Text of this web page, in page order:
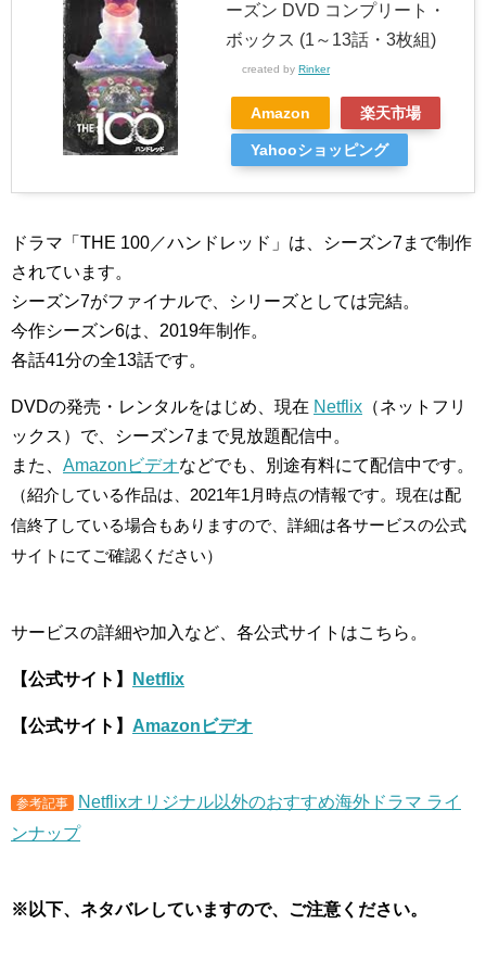
ーズン DVD コンプリート・
ボックス (1～13話・3枚組)
created by Rinker
Amazon 楽天市場
Yahooショッピング
ドラマ「THE 100／ハンドレッド」は、シーズン7まで制作
されています。
シーズン7がファイナルで、シリーズとしては完結。
今作シーズン6は、2019年制作。
各話41分の全13話です。
DVDの発売・レンタルをはじめ、現在 Netflix （ネットフリ
ックス）で、シーズン7まで見放題配信中。
また、 Amazonビデオなどでも、別途有料にて配信中です。
（紹介している作品は、2021年1月時点の情報です。現在は配
信終了している場合もありますので、詳細は各サービスの公式
サイトにてご確認ください）
サービスの詳細や加入など、各公式サイトはこちら。
【公式サイト】 Netflix
【公式サイト】 Amazonビデオ
参考記事
Netflixオリジナル以外のおすすめ海外ドラマ ライ
ンナップ
※以下、ネタバレしていますので、ご注意ください。